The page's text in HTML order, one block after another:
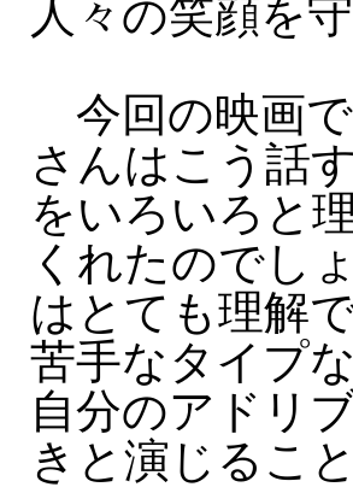
人々の笑顔を
今回の映画
さんはこう話
をいろいろと
くれたのでし
はとても理解
苦手なタイプ
自分のアドリ
きと演じるこ